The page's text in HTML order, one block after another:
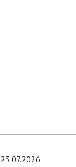
23.07.2026